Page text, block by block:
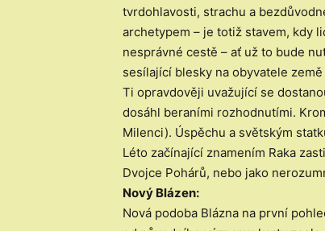
tvrdohlavosti, strachu a
archetypem – je totiž stavem, kdy
nesprávné cestě – ať už to bude
sesílající blesky na obyvatele
Ti opravdověji uvažující se
dosáhl beraními rozhodnutími.
Milenci). Úspěchu a světským
Léto začínající znamením Raka
Dvojce Pohárů, nebo jako
Nový Blázen:
Nová podoba Blázna na první